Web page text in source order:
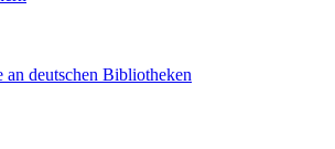
an deutschen Bibliotheken